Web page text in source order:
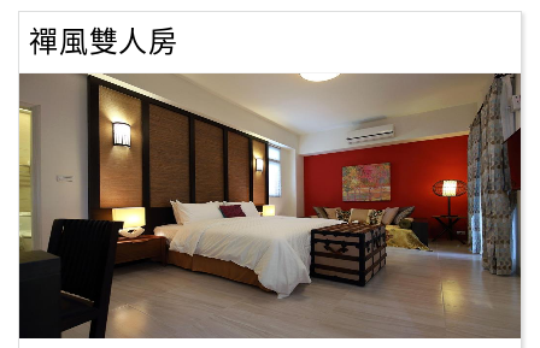
商
合
作
旅
計
劃
禪風雙人房